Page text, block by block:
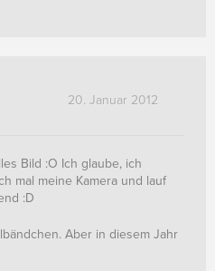
20. Januar 2012
Bild :O Ich glaube, ich
mal meine Kamera und lauf
:D
Aber in diesem Jahr